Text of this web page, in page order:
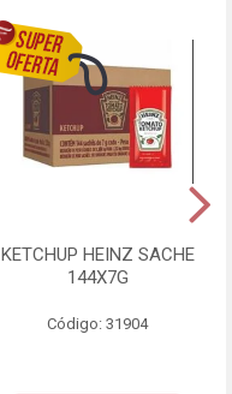
KETCHUP HEINZ SACHE
144X7G
Código: 31904